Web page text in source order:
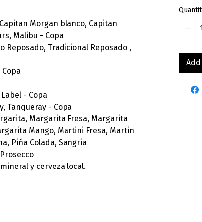
Morgan blanco, Capitan
Malibu - Copa
Reposado, Tradicional Reposado ,
Copa
Label - Copa
Tanqueray - Copa
Margarita Fresa, Margarita
Mango, Martini Fresa, Martini
Pińa Colada, Sangria
y cerveza local.